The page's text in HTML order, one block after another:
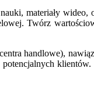
materiały
Twórz
handlowe),